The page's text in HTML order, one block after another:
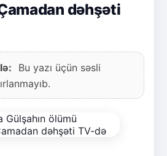
dəhşəti
Bu yazı üçün səsli